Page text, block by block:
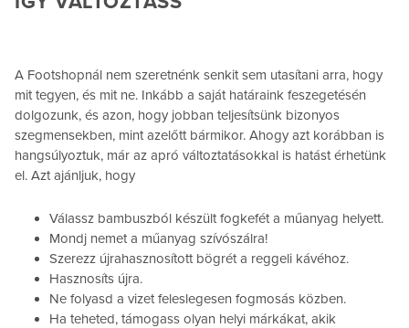
A Footshopnál nem szeretnénk senkit sem utasítani arra, hogy
mit tegyen, és mit ne. Inkább a saját határaink feszegetésén
dolgozunk, és azon, hogy jobban teljesítsünk bizonyos
szegmensekben, mint azelőtt bármikor. Ahogy azt korábban is
hangsúlyoztuk, már az apró változtatásokkal is hatást érhetünk
el. Azt ajánljuk, hogy
Válassz bambuszból készült fogkefét a műanyag helyett.
Mondj nemet a műanyag szívószálra!
Szerezz újrahasznosított bögrét a reggeli kávéhoz.
Hasznosíts újra.
Ne folyasd a vizet feleslegesen fogmosás közben.
Ha teheted, támogass olyan helyi márkákat, akik